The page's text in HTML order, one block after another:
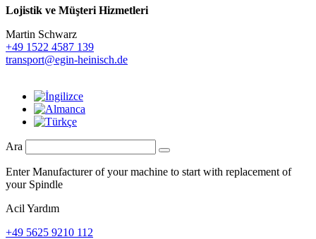
Lojistik ve Müşteri Hizmetleri
Martin Schwarz
+49 1522 4587 139
transport@egin-heinisch.de
Ara
Enter Manufacturer of your machine to start with replacement of
your Spindle
Acil Yardım
+49 5625 9210 112